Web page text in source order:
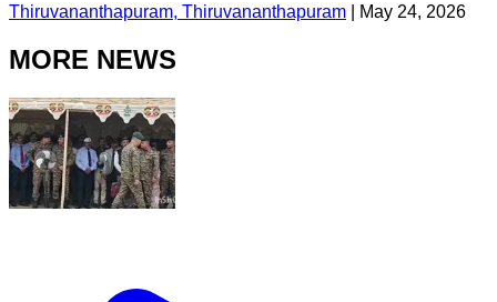
Thiruvananthapuram, Thiruvananthapuram May 24, 2026
MORE NEWS